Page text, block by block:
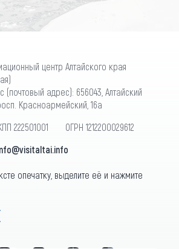
центр Алтайского края
(почтовый адрес): 656043, Алтайский
Красноармейский, 16а
222501001 ОГРН 1212200029612
опечатку, выделите её и нажмите